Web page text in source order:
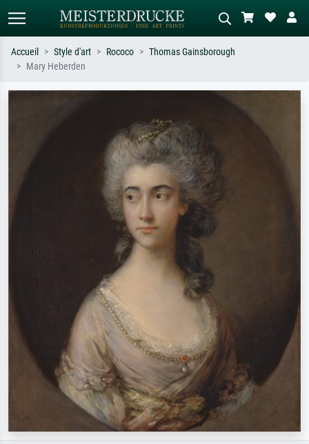
impressionnisme, vague de Hokusai,
Décrivez la scène – ex. prairie verte,
abstrait avec beaucoup de rouge,
tableau sombre, nu debout près d'un
Accueil Style d'art Rococo
Thomas Gainsborough
Mary Heberden